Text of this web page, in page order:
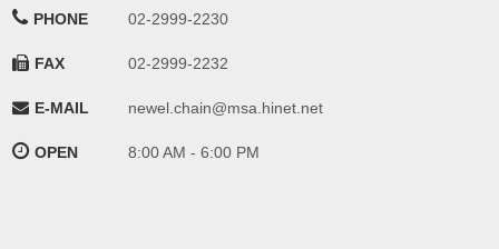
PHONE 02-2999-2230
FAX 02-2999-2232
E-MAIL newel.chain@msa.hinet.net
OPEN 8:00 AM - 6:00 PM